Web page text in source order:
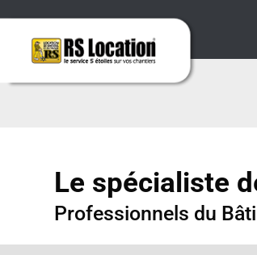
Le spécialiste
Professionnels du